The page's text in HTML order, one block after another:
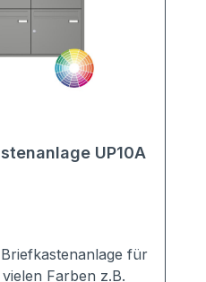
UP10A
für
Farben z.B.